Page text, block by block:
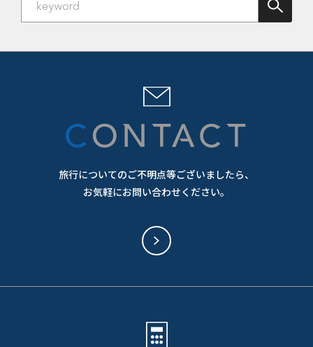
CONTACT
旅行についてのご不明点等ございましたら、
お気軽にお問い合わせください。